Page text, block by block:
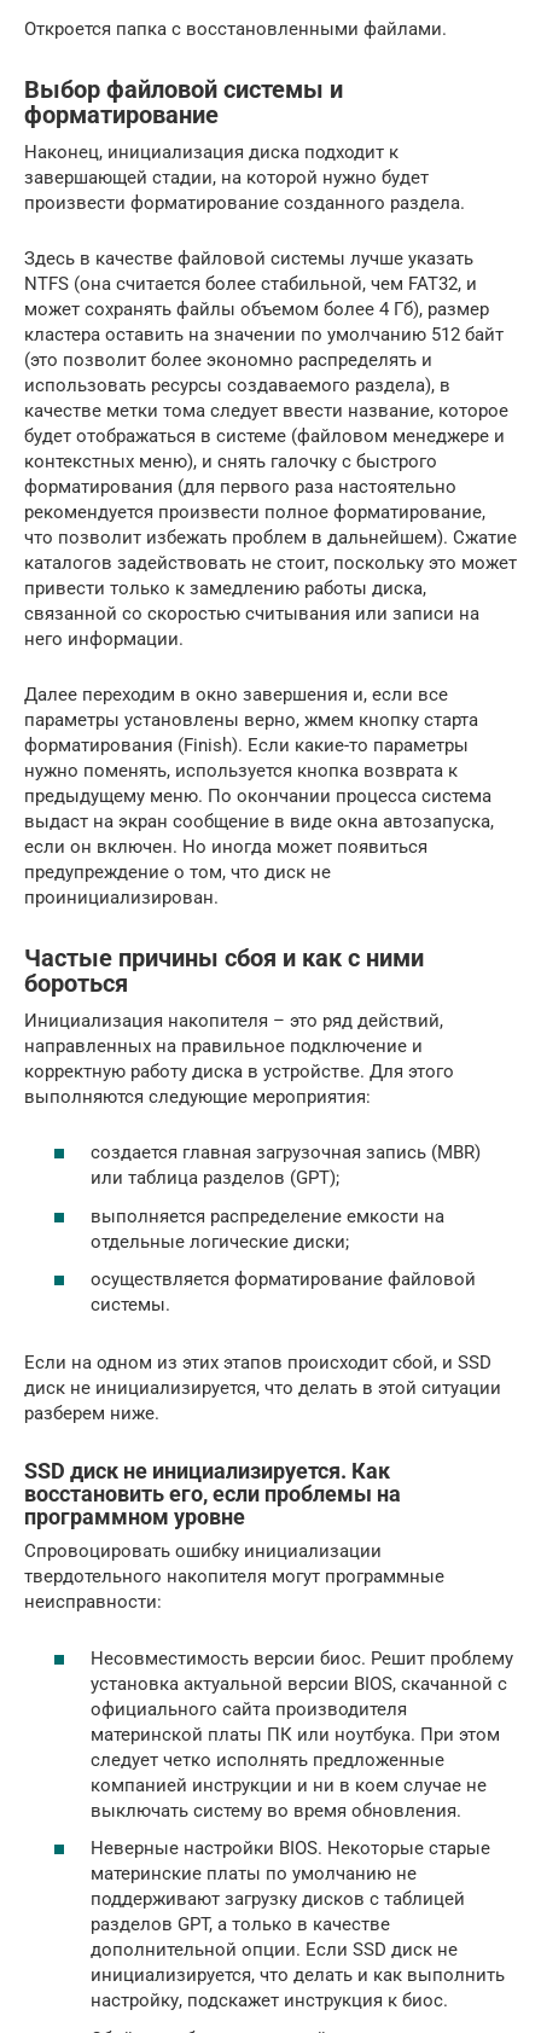
Откроется папка с восстановленными файлами.
Выбор файловой системы и
форматирование
Наконец, инициализация диска подходит к
завершающей стадии, на которой нужно будет
произвести форматирование созданного раздела.
Здесь в качестве файловой системы лучше указать
NTFS (она считается более стабильной, чем FAT32, и
может сохранять файлы объемом более 4 Гб), размер
кластера оставить на значении по умолчанию 512 байт
(это позволит более экономно распределять и
использовать ресурсы создаваемого раздела), в
качестве метки тома следует ввести название, которое
будет отображаться в системе (файловом менеджере и
контекстных меню), и снять галочку с быстрого
форматирования (для первого раза настоятельно
рекомендуется произвести полное форматирование,
что позволит избежать проблем в дальнейшем). Сжатие
каталогов задействовать не стоит, поскольку это может
привести только к замедлению работы диска,
связанной со скоростью считывания или записи на
него информации.
Далее переходим в окно завершения и, если все
параметры установлены верно, жмем кнопку старта
форматирования (Finish). Если какие-то параметры
нужно поменять, используется кнопка возврата к
предыдущему меню. По окончании процесса система
выдаст на экран сообщение в виде окна автозапуска,
если он включен. Но иногда может появиться
предупреждение о том, что диск не
проинициализирован.
Частые причины сбоя и как с ними
бороться
Инициализация накопителя – это ряд действий,
направленных на правильное подключение и
корректную работу диска в устройстве. Для этого
выполняются следующие мероприятия:
создается главная загрузочная запись (MBR)
или таблица разделов (GPT);
выполняется распределение емкости на
отдельные логические диски;
осуществляется форматирование файловой
системы.
Если на одном из этих этапов происходит сбой, и SSD
диск не инициализируется, что делать в этой ситуации
разберем ниже.
SSD диск не инициализируется. Как
восстановить его, если проблемы на
программном уровне
Спровоцировать ошибку инициализации
твердотельного накопителя могут программные
неисправности:
Несовместимость версии биос. Решит проблему
установка актуальной версии BIOS, скачанной с
официального сайта производителя
материнской платы ПК или ноутбука. При этом
следует четко исполнять предложенные
компанией инструкции и ни в коем случае не
выключать систему во время обновления.
Неверные настройки BIOS. Некоторые старые
материнские платы по умолчанию не
поддерживают загрузку дисков с таблицей
разделов GPT, а только в качестве
дополнительной опции. Если SSD диск не
инициализируется, что делать и как выполнить
настройку, подскажет инструкция к биос.